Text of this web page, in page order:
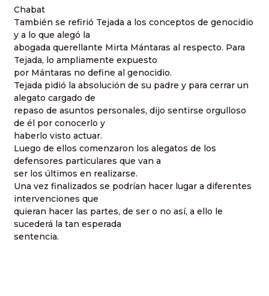
Chabat
También se refirió Tejada a los conceptos de genocidio
y a lo que alegó la
abogada querellante Mirta Mántaras al respecto. Para
Tejada, lo ampliamente expuesto
por Mántaras no define al genocidio.
Tejada pidió la absolución de su padre y para cerrar un
alegato cargado de
repaso de asuntos personales, dijo sentirse orgulloso
de él por conocerlo y
haberlo visto actuar.
Luego de ellos comenzaron los alegatos de los
defensores particulares que van a
ser los últimos en realizarse.
Una vez finalizados se podrían hacer lugar a diferentes
intervenciones que
quieran hacer las partes, de ser o no así, a ello le
sucederá la tan esperada
sentencia.